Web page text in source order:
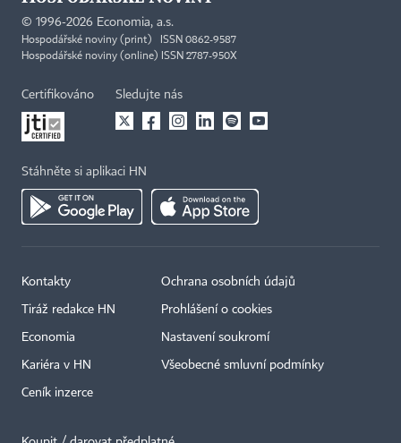
© 1996-2026 Economia, a.s.
Hospodářské noviny (print) ISSN 0862-9587
Hospodářské noviny (online) ISSN 2787-950X
Certifikováno Sledujte nás
Stáhněte si aplikaci HN
Kontakty
Tiráž redakce HN
Economia
Kariéra v HN
Ceník inzerce
Ochrana osobních údajů
Prohlášení o cookies
Nastavení soukromí
Všeobecné smluvní podmínky